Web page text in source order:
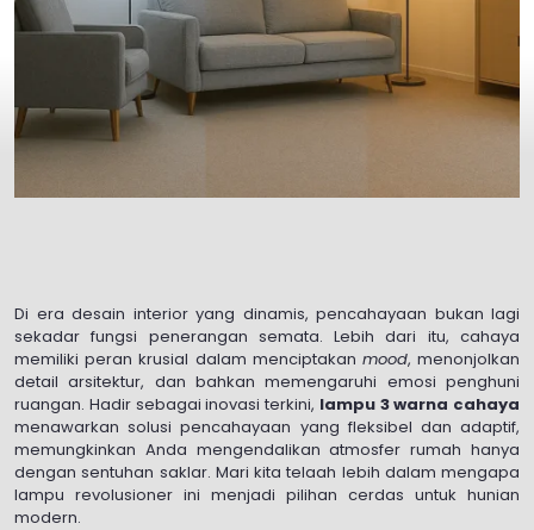
Di era desain interior yang dinamis, pencahayaan bukan lagi
sekadar fungsi penerangan semata. Lebih dari itu, cahaya
memiliki peran krusial dalam menciptakan mood, menonjolkan
detail arsitektur, dan bahkan memengaruhi emosi penghuni
ruangan. Hadir sebagai inovasi terkini, lampu 3 warna cahaya
menawarkan solusi pencahayaan yang fleksibel dan adaptif,
memungkinkan Anda mengendalikan atmosfer rumah hanya
dengan sentuhan saklar. Mari kita telaah lebih dalam mengapa
lampu revolusioner ini menjadi pilihan cerdas untuk hunian
modern.